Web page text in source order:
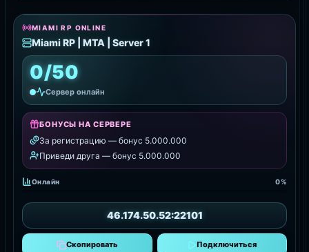
MIAMI RP ONLINE
Miami RP | MTA | Server 1
0/50
Сервер онлайн
БОНУСЫ НА СЕРВЕРЕ
За регистрацию — бонус 5.000.000
Приведи друга — бонус 5.000.000
Онлайн 0%
46.174.50.52:22101
Скопировать Подключиться